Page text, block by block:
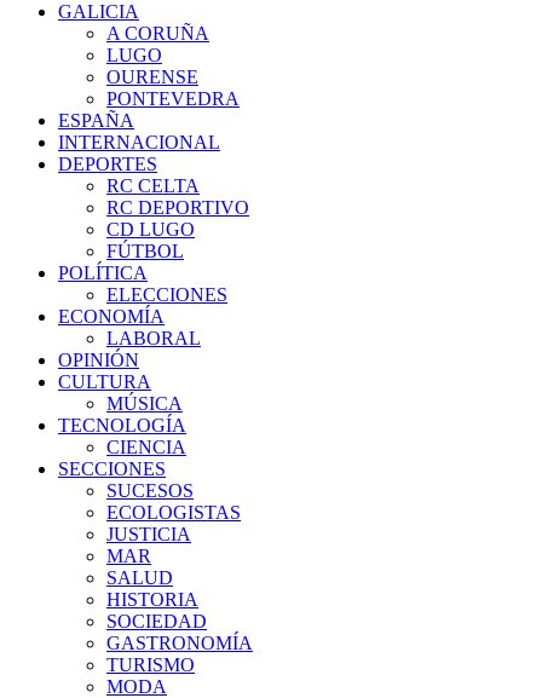
GALICIA
A CORUÑA
LUGO
OURENSE
PONTEVEDRA
ESPAÑA
INTERNACIONAL
DEPORTES
RC CELTA
RC DEPORTIVO
CD LUGO
FÚTBOL
POLÍTICA
ELECCIONES
ECONOMÍA
LABORAL
OPINIÓN
CULTURA
MÚSICA
TECNOLOGÍA
CIENCIA
SECCIONES
SUCESOS
ECOLOGISTAS
JUSTICIA
MAR
SALUD
HISTORIA
SOCIEDAD
GASTRONOMÍA
TURISMO
MODA